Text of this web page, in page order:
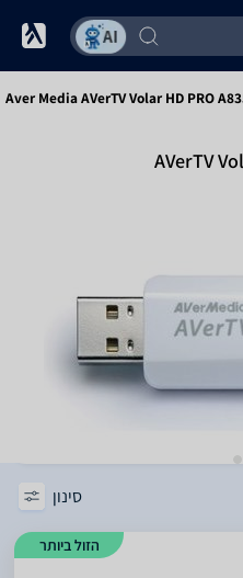
Aver Media AVerTV Volar HD PRO
AVerTV
סינון
הזול ביותר